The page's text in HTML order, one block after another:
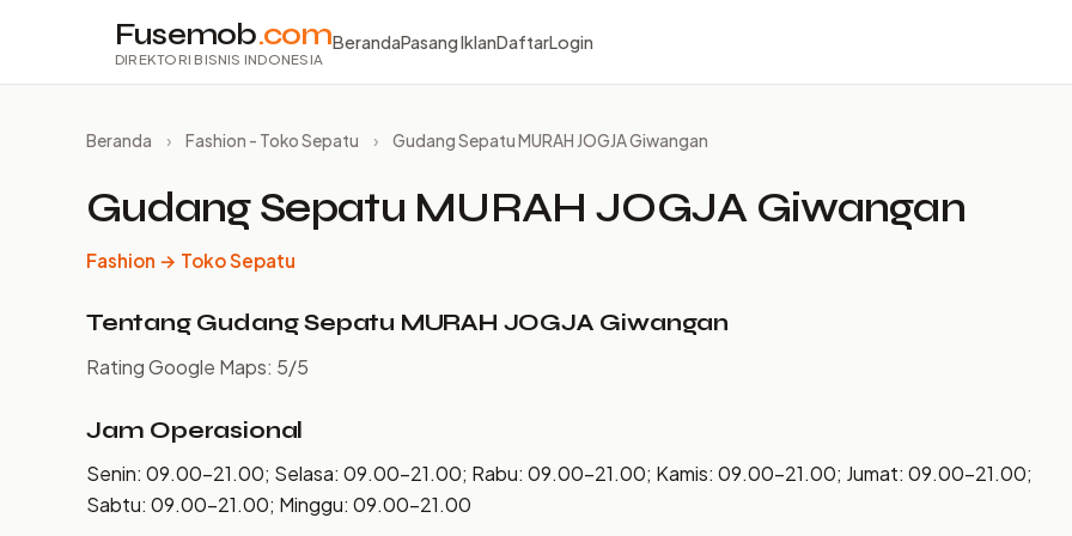
Fusemob.com
DIREKTORI BISNIS INDONESIA
BerandaPasang IklanDaftarLogin
Beranda › Fashion - Toko Sepatu › Gudang Sepatu MURAH JOGJA Giwangan
Gudang Sepatu MURAH JOGJA Giwangan
Fashion → Toko Sepatu
Tentang Gudang Sepatu MURAH JOGJA Giwangan
Rating Google Maps: 5/5
Jam Operasional
Senin: 09.00–21.00; Selasa: 09.00–21.00; Rabu: 09.00–21.00; Kamis: 09.00–21.00; Jumat: 09.00–21.00;
Sabtu: 09.00–21.00; Minggu: 09.00–21.00